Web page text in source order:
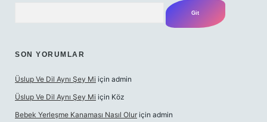
SON YORUMLAR
Üslup Ve Dil Aynı Şey Mi için admin
Üslup Ve Dil Aynı Şey Mi için Köz
Bebek Yerleşme Kanaması Nasıl Olur için admin